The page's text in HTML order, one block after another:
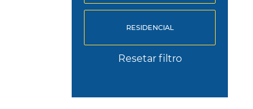
RESIDENCIAL
Resetar filtro